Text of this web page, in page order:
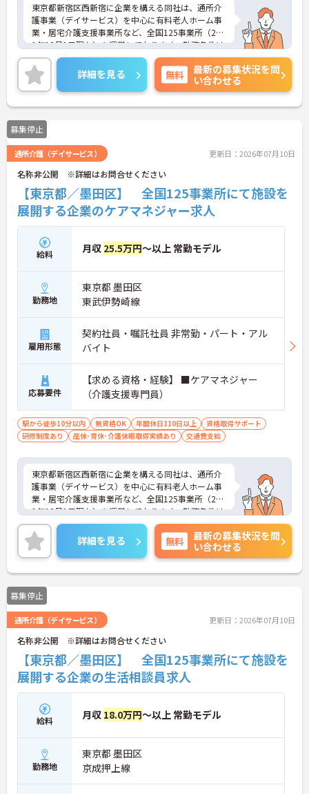
東京都新宿区西新宿に企業を構える同社は、通所介
護事業（デイサービス）を中心に有料老人ホーム事
業・居宅介護支援事業所など、全国125事業所（201
1年12月1日現在）を運営しております。勤務条件は
日勤のみで残業はありませんので、仕事とプライベ
ートが両立できる環境があります。また、ブランク
のある方でも、研修制度が充実しておりますので、
安心してお仕事をスタートして頂けます。
ご興味ある方には、面接対策ポイントなど、さらに
詳細をお話しいたしますのでお気軽にご相談くださ
い。
詳細を見る 無料
最新の募集状況を問
い合わせる
募集停止
通所介護（デイサービス） 更新日：2026年07月10日
名称非公開 ※詳細はお問合せください
【東京都／墨田区】 全国125事業所にて施設を
展開する企業のケアマネジャー求人
給料 月収 25.5万円～以上 常勤モデル
勤務地
東京都 墨田区
東武伊勢崎線
雇用形態
契約社員・嘱託社員 非常勤・パート・アル
バイト
応募要件
【求める資格・経験】 ■ケアマネジャー
（介護支援専門員）
駅から徒歩10分以内 無資格OK 年間休日110日以上
資格取得サポート
研修制度あり
産休･育休･介護休暇取得実績あり 交通費支給
東京都新宿区西新宿に企業を構える同社は、通所介
護事業（デイサービス）を中心に有料老人ホーム事
業・居宅介護支援事業所など、全国125事業所（201
1年12月1日現在）を運営しております。勤務条件は
日勤のみで残業はありませんので、仕事とプライベ
ートが両立できる環境があります。また、ブランク
のある方でも、研修制度が充実しておりますので、
安心してお仕事をスタートして頂けます。
ご興味ある方には、面接対策ポイントなど、さらに
詳細をお話しいたしますのでお気軽にご相談くださ
い。
詳細を見る 無料
最新の募集状況を問
い合わせる
募集停止
通所介護（デイサービス） 更新日：2026年07月10日
名称非公開 ※詳細はお問合せください
【東京都／墨田区】 全国125事業所にて施設を
展開する企業の生活相談員求人
給料 月収 18.0万円～以上 常勤モデル
勤務地
東京都 墨田区
京成押上線